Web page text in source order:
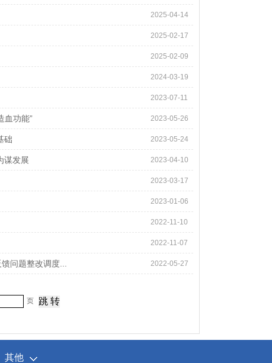
2025-04-14
2025-02-17
2025-02-09
2024-03-19
2023-07-11
血功能” 2023-05-26
础 2023-05-24
谋发展 2023-04-10
2023-03-17
2023-01-06
2022-11-10
2022-11-07
问题整改调度... 2022-05-27
页
其他